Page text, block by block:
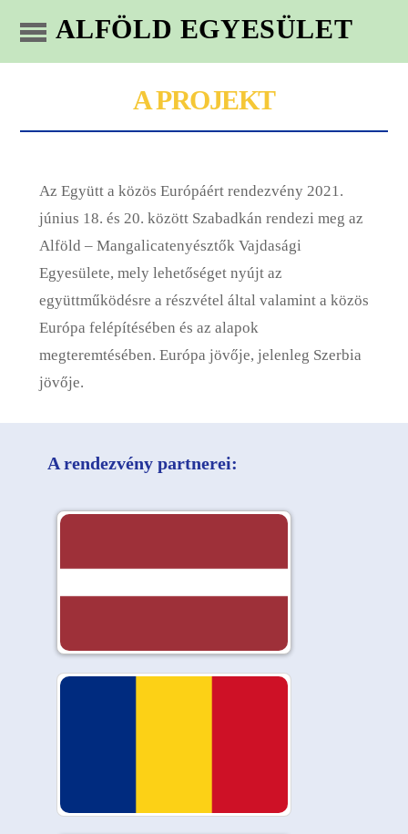
ALFÖLD EGYESÜLET
A PROJEKT
Az Együtt a közös Európáért rendezvény 2021.
június 18. és 20. között Szabadkán rendezi meg az
Alföld – Mangalicatenyésztők Vajdasági
Egyesülete, mely lehetőséget nyújt az
együttműködésre a részvétel által valamint a közös
Európa felépítésében és az alapok
megteremtésében. Európa jövője, jelenleg Szerbia
jövője.
A rendezvény partnerei: